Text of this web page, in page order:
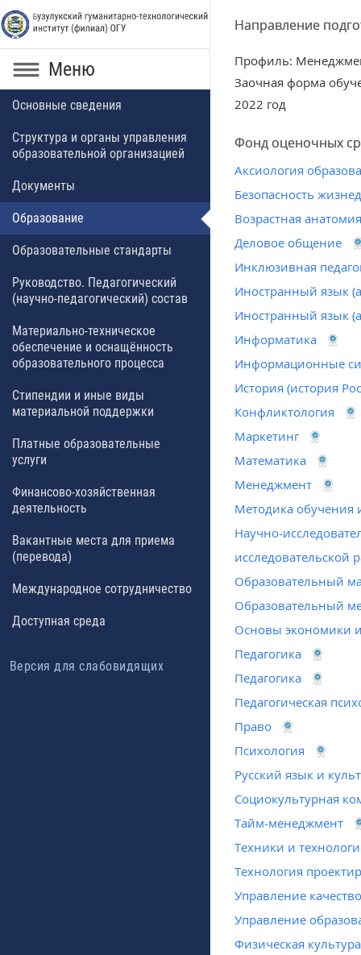
Направление
Профиль:
Заочная форма
2022 год
Фонд оценочных
Аксиология
Безопасность
Возрастная
Деловое общение
Инклюзивная
Иностранный язык
Иностранный язык
Информатика
Информационные
История (история
Конфликтология
Маркетинг
Математика
Менеджмент
Методика обучения
Научно-
исследовательской
Образовательный
Образовательный
Основы экономики
Педагогика
Педагогика
Педагогическая
Право
Психология
Русский язык и
Социокультурная
Тайм-менеджмент
Техники и
Технология
Управление
Управление
Физическая
Меню
Основные сведения
Структура и органы управления
образовательной организацией
Документы
Образование
Образовательные стандарты
Руководство. Педагогический
(научно-педагогический) состав
Материально-техническое
обеспечение и оснащённость
образовательного процесса
Стипендии и иные виды
материальной поддержки
Платные образовательные
услуги
Финансово-хозяйственная
деятельность
Вакантные места для приема
(перевода)
Международное сотрудничество
Доступная среда
Версия для слабовидящих